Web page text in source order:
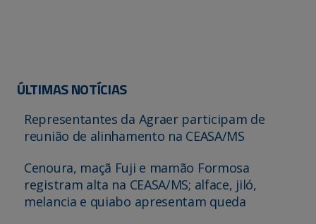
ÚLTIMAS NOTÍCIAS
Representantes da Agraer participam de
reunião de alinhamento na CEASA/MS
Cenoura, maçã Fuji e mamão Formosa
registram alta na CEASA/MS; alface, jiló,
melancia e quiabo apresentam queda